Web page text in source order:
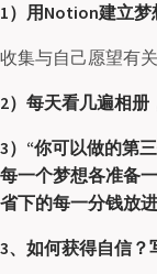
1）用Notion建立梦
收集与自己愿望有
2）每天看几遍相
3）“你可以做的第
每一个梦想各准备
省下的每一分钱放
3、如何获得自信？